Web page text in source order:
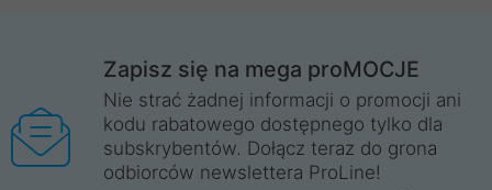
Zapisz się na mega proMOCJE
Nie strać żadnej informacji o promocji ani
kodu rabatowego dostępnego tylko dla
subskrybentów. Dołącz teraz do grona
odbiorców newslettera ProLine!